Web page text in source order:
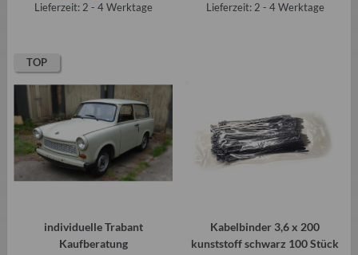
Lieferzeit: 2 - 4 Werktage
Lieferzeit: 2 - 4 Werktage
TOP
individuelle Trabant
Kaufberatung
Kabelbinder 3,6 x 200
kunststoff schwarz 100 Stück